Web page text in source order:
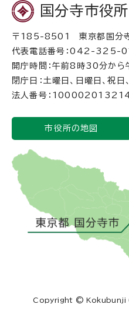
国分寺市役所
〒185-8501 東京都国分
代表電話番号：042-325-
開庁時間：午前8時30分から
閉庁日：土曜日、日曜日、祝日
法人番号：
市役所の地図
Copyright © Kokubunji